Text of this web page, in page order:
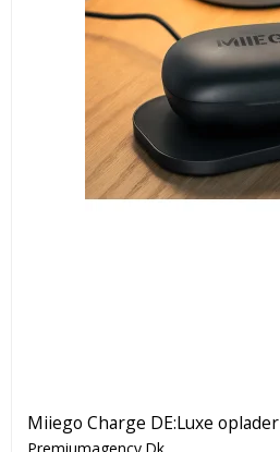
Miiego Charge DE:Luxe oplader